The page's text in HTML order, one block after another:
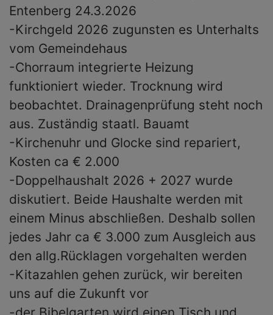
Entenberg 24.3.2026
-Kirchgeld 2026 zugunsten es Unterhalts
vom Gemeindehaus
-Chorraum integrierte Heizung
funktioniert wieder. Trocknung wird
beobachtet. Drainagenprüfung steht noch
aus. Zuständig staatl. Bauamt
-Kirchenuhr und Glocke sind repariert,
Kosten ca € 2.000
-Doppelhaushalt 2026 + 2027 wurde
diskutiert. Beide Haushalte werden mit
einem Minus abschließen. Deshalb sollen
jedes Jahr ca € 3.000 zum Ausgleich aus
den allg.Rücklagen vorgehalten werden
-Kitazahlen gehen zurück, wir bereiten
uns auf die Zukunft vor